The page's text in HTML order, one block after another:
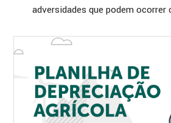
adversidades que podem